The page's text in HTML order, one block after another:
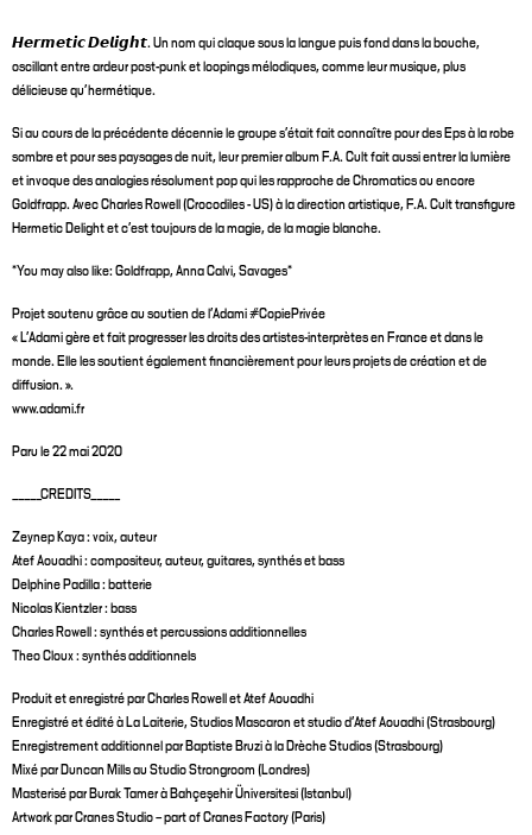
𝙃𝙚𝙧𝙢𝙚𝙩𝙞𝙘 𝘿𝙚𝙡𝙞𝙜𝙝𝙩. Un nom qui claque sous la langue puis fond dans la bouche,
oscillant entre ardeur post-punk et loopings mélodiques, comme leur musique, plus
délicieuse qu'hermétique.
Si au cours de la précédente décennie le groupe s’était fait connaître pour des Eps à la robe
sombre et pour ses paysages de nuit, leur premier album F.A. Cult fait aussi entrer la lumière
et invoque des analogies résolument pop qui les rapproche de Chromatics ou encore
Goldfrapp. Avec Charles Rowell (Crocodiles - US) à la direction artistique, F.A. Cult transfigure
Hermetic Delight et c’est toujours de la magie, de la magie blanche.
*You may also like: Goldfrapp, Anna Calvi, Savages*
Projet soutenu grâce au soutien de l’Adami #CopiePrivée
« L’Adami gère et fait progresser les droits des artistes-interprètes en France et dans le
monde. Elle les soutient également financièrement pour leurs projets de création et de
diffusion. ».
www.adami.fr
Paru le 22 mai 2020
_____CREDITS_____
Zeynep Kaya : voix, auteur
Atef Aouadhi : compositeur, auteur, guitares, synthés et bass
Delphine Padilla : batterie
Nicolas Kientzler : bass
Charles Rowell : synthés et percussions additionnelles
Theo Cloux : synthés additionnels
Produit et enregistré par Charles Rowell et Atef Aouadhi
Enregistré et édité à La Laiterie, Studios Mascaron et studio d'Atef Aouadhi (Strasbourg)
Enregistrement additionnel par Baptiste Bruzi à la Drèche Studios (Strasbourg)
Mixé par Duncan Mills au Studio Strongroom (Londres)
Masterisé par Burak Tamer à Bahçeşehir Üniversitesi (Istanbul)
Artwork par Cranes Studio – part of Cranes Factory (Paris)